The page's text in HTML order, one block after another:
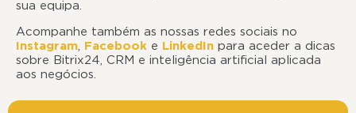
sua equipa.
Acompanhe também as nossas redes sociais no
Instagram, Facebook e LinkedIn para aceder a dicas
sobre Bitrix24, CRM e inteligência artificial aplicada
aos negócios.